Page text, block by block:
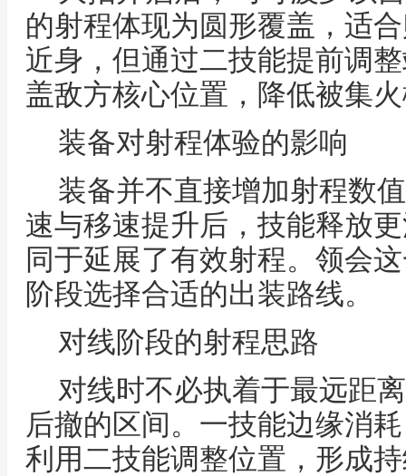
的射程体现为圆形覆盖，适
近身，但通过二技能提前调
盖敌方核心位置，降低被集
装备对射程体验的影响
装备并不直接增加射程数
速与移速提升后，技能释放
同于延展了有效射程。领会
阶段选择合适的出装路线。
对线阶段的射程思路
对线时不必执着于最远距
后撤的区间。一技能边缘消
利用二技能调整位置，形成